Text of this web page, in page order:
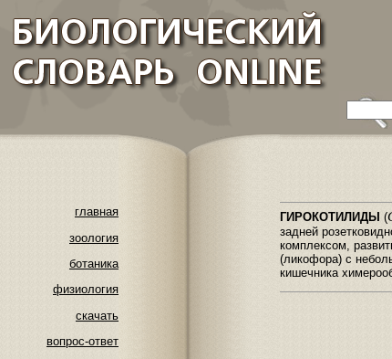
главная
зоология
ботаника
физиология
скачать
вопрос-ответ
ГИРОКОТИЛИДЫ (
задней
комплексом,
(ликофора) с
кишечника